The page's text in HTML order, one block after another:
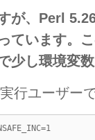
が、Perl
ています。
少し環境変
行ユーザー